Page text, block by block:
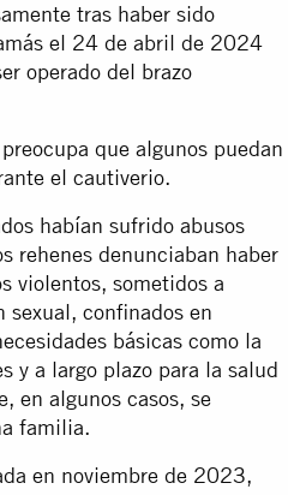
tras haber sido
el 24 de abril de 2024
operado del brazo
que algunos puedan
el cautiverio.
habían sufrido abusos
rehenes denunciaban haber
violentos, sometidos a
sexual, confinados en
básicas como la
y a largo plazo para la salud
en algunos casos, se
familia.
en noviembre de 2023,